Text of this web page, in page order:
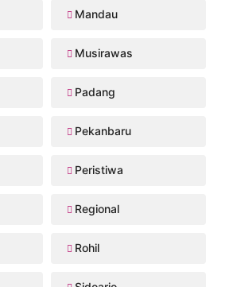
Mandau
Musirawas
Padang
Pekanbaru
Peristiwa
Regional
Rohil